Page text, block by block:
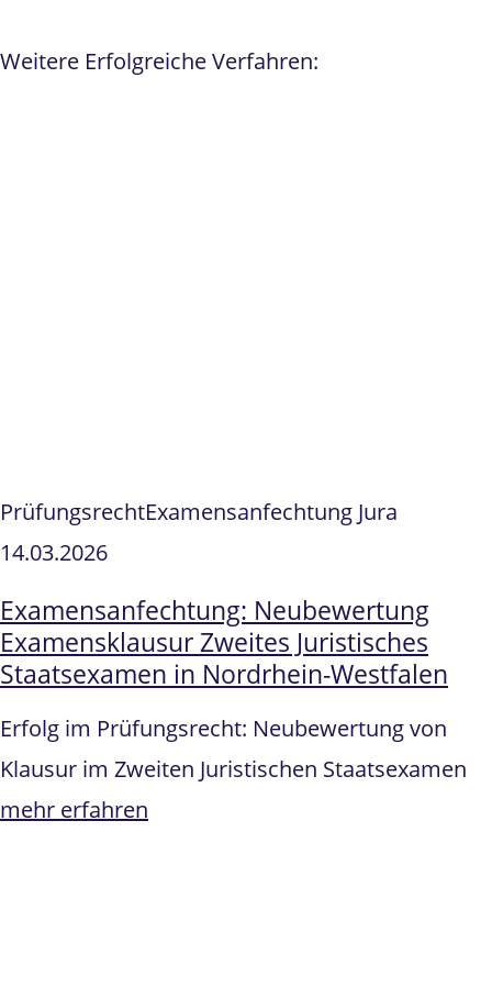
Weitere Erfolgreiche Verfahren:
PrüfungsrechtExamensanfechtung Jura
14.03.2026
Examensanfechtung: Neubewertung
Examensklausur Zweites Juristisches
Staatsexamen in Nordrhein-Westfalen
Erfolg im Prüfungsrecht: Neubewertung von
Klausur im Zweiten Juristischen Staatsexamen
mehr erfahren